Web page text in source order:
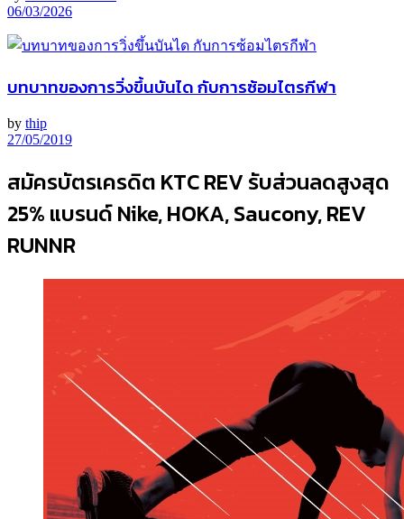
06/03/2026
บทบาทของการวิ่งขึ้นบันได กับการซ้อมไตรกีฬา
by thip
27/05/2019
สมัครบัตรเครดิต KTC REV รับส่วนลดสูงสุด
25% แบรนด์ Nike, HOKA, Saucony, REV
RUNNR